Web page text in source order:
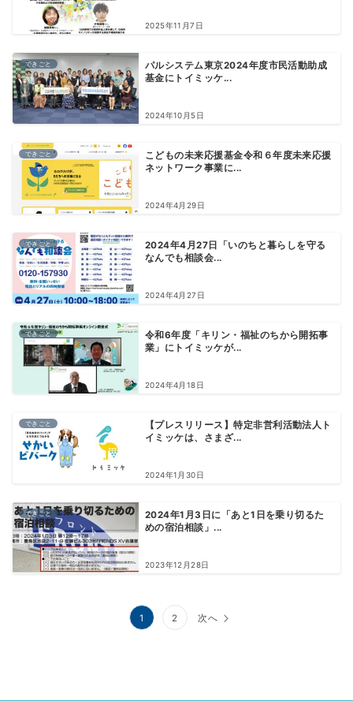
2025年11月7日
できごと
パルシステム東京2024年度市民活動助成
基金にトイミッケ...
2024年10月5日
できごと
こどもの未来応援基金令和６年度未来応援
ネットワーク事業に...
2024年4月29日
できごと
2024年4月27日「いのちと暮らしを守る
なんでも相談会...
2024年4月27日
できごと
令和6年度「キリン・福祉のちから開拓事
業」にトイミッケが...
2024年4月18日
できごと
【プレスリリース】特定非営利活動法人ト
イミッケは、さまざ...
2024年1月30日
できごと
2024年1月3日に「あと1日を乗り切るた
めの宿泊相談」...
2023年12月28日
1 2 次へ